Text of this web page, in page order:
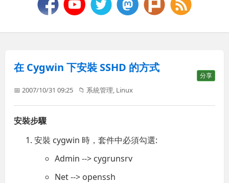
在 Cygwin 下安裝 SSHD 的方式
分享
📅 2007/10/31 09:25 📁 系統管理 Linux
安裝步驟
安裝 cygwin 時，套件中必須勾選:
Admin --> cygrunsrv
Net --> openssh